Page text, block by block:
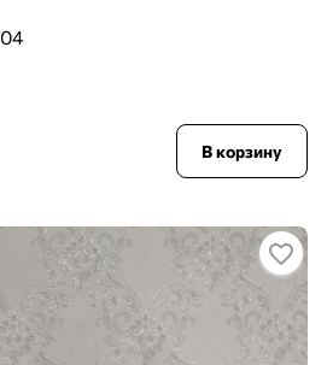
В корзину